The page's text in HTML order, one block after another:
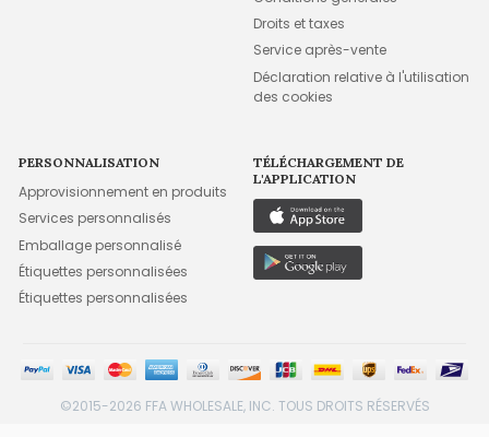
Droits et taxes
Service après-vente
Déclaration relative à l'utilisation
des cookies
PERSONNALISATION
Approvisionnement en produits
Services personnalisés
Emballage personnalisé
Étiquettes personnalisées
Étiquettes personnalisées
TÉLÉCHARGEMENT DE
L'APPLICATION
©2015-2026 FFA WHOLESALE, INC. TOUS DROITS RÉSERVÉS